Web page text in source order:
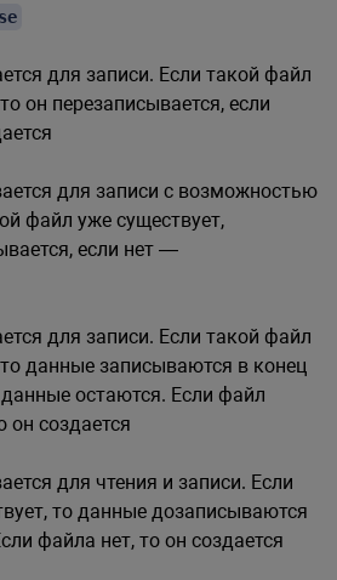
для записи. Если такой файл
он перезаписывается, если
для записи с возможностью
файл уже существует,
если нет —
для записи. Если такой файл
данные записываются в конец
остаются. Если файл
он создается
для чтения и записи. Если
то данные дозаписываются
файла нет, то он создается